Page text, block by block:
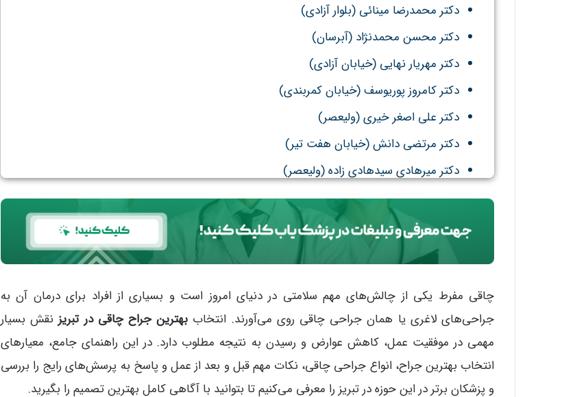
دکتر محمدرضا مینائی (بلوار آزادی)
دکتر محسن محمدنژاد (آبرسان)
دکتر مهریار نهایی (خیابان آزادی)
دکتر کامروز پوریوسف (خیابان کمربندی)
دکتر علی اصغر خیری (ولیعصر)
دکتر مرتضی دانش (خیابان هفت تیر)
دکتر میرهادی سیدهادی زاده (ولیعصر)
چاقی مفرط یکی از چالش‌های مهم سلامتی در دنیای امروز است و بسیاری از افراد برای درمان آن به
جراحی‌های لاغری یا همان جراحی چاقی روی می‌آورند. انتخاب بهترین جراح چاقی در تبریزنقش بسیار
مهمی در موفقیت عمل، کاهش عوارض و رسیدن به نتیجه مطلوب دارد. در این راهنمای جامع، معیارهای
انتخاب بهترین جراح، انواع جراحی چاقی، نکات مهم قبل و بعد از عمل و پاسخ به پرسش‌های رایج را بررسی
و پزشکان برتر در این حوزه در تبریز را معرفی می‌کنیم تا بتوانید با آگاهی کامل بهترین تصمیم را بگیرید.